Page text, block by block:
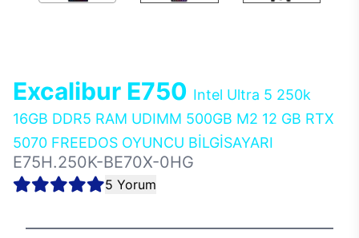
Excalibur E750 Intel Ultra 5 250k
16GB DDR5 RAM UDIMM 500GB M2 12 GB RTX
5070 FREEDOS OYUNCU BİLGİSAYARI
E75H.250K-BE70X-0HG
5 Yorum